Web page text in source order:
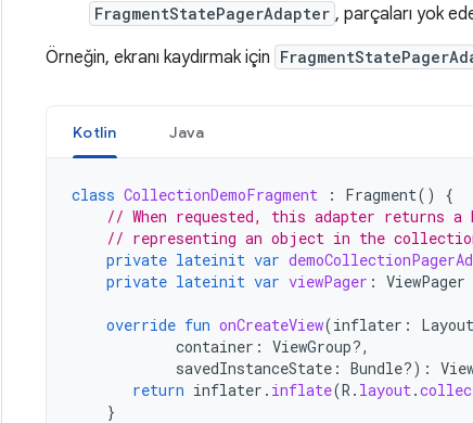
FragmentStatePagerAdapter , parçaları yok
Örneğin, ekranı kaydırmak için
Kotlin Java
class CollectionDemoFragment : Fragment()
{
// When requested, this adapter returns a
// representing an object in the
private lateinit var
private lateinit var viewPager : ViewPager
override fun onCreateView(inflater :
container : ViewGroup?,
savedInstanceState : Bundle?) :
return inflater . inflate(R . layout.
}